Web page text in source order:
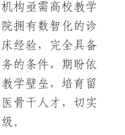
构亟需高校教学
拥有数智化的诊
经验，完全具备
的条件，期盼依
学壁垒，培育留
骨干人才，切实
。